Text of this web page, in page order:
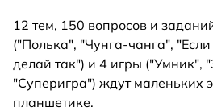
12 тем, 150 вопросов и
("Полька", "Чунга-чанга", "Если
делай так") и 4 игры ("Умник",
"Суперигра") ждут маленьких
планшетике.